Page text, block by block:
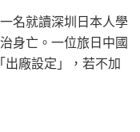
名就讀深圳日本人學
身亡。一位旅日中國
出廠設定」，若不加